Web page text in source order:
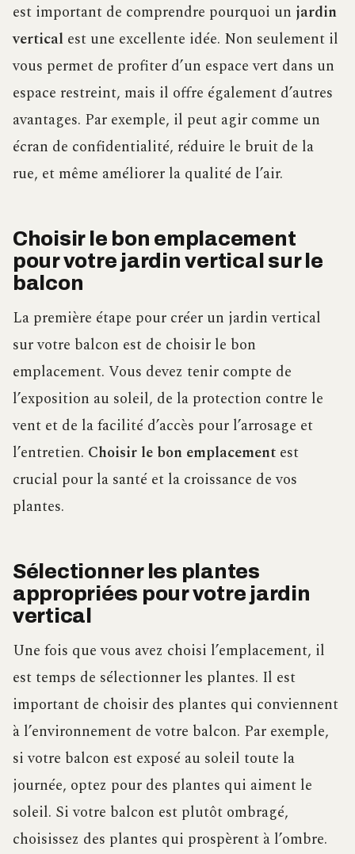
est important de comprendre pourquoi un jardin
vertical est une excellente idée. Non seulement il
vous permet de profiter d’un espace vert dans un
espace restreint, mais il offre également d’autres
avantages. Par exemple, il peut agir comme un
écran de confidentialité, réduire le bruit de la
rue, et même améliorer la qualité de l’air.
Choisir le bon emplacement
pour votre jardin vertical sur le
balcon
La première étape pour créer un jardin vertical
sur votre balcon est de choisir le bon
emplacement. Vous devez tenir compte de
l’exposition au soleil, de la protection contre le
vent et de la facilité d’accès pour l’arrosage et
l’entretien. Choisir le bon emplacement est
crucial pour la santé et la croissance de vos
plantes.
Sélectionner les plantes
appropriées pour votre jardin
vertical
Une fois que vous avez choisi l’emplacement, il
est temps de sélectionner les plantes. Il est
important de choisir des plantes qui conviennent
à l’environnement de votre balcon. Par exemple,
si votre balcon est exposé au soleil toute la
journée, optez pour des plantes qui aiment le
soleil. Si votre balcon est plutôt ombragé,
choisissez des plantes qui prospèrent à l’ombre.